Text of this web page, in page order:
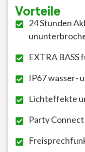
Vorteile
24 Stunden
EXTRA
IP67 wasser-
Lichteffekte
Party